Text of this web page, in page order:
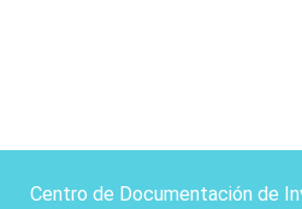
Centro de Documentación de